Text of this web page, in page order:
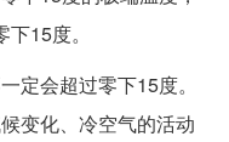
15度。
定会超过零下15度。
变化、冷空气的活动